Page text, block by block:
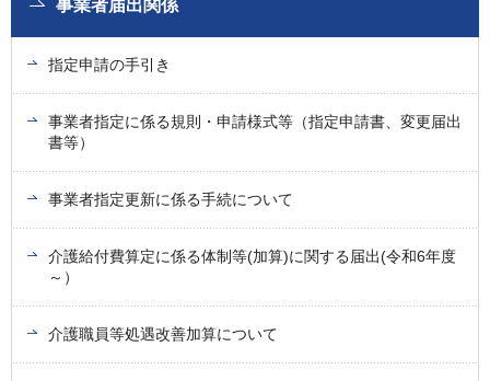
事業者届出関係
指定申請の手引き
事業者指定に係る規則・申請様式等（指定申請書、変更届出
書等）
事業者指定更新に係る手続について
介護給付費算定に係る体制等(加算)に関する届出(令和6年度
～）
介護職員等処遇改善加算について